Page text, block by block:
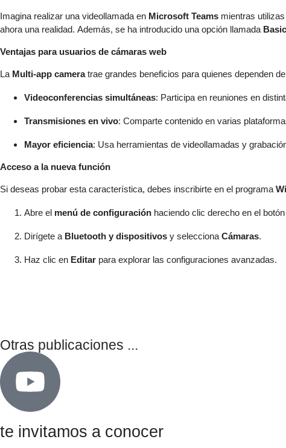
Imagina realizar una videollamada en Microsoft Teams mientras utilizas
ahora una realidad. Además, se ha introducido una opción llamada
Ventajas para usuarios de cámaras web
La Multi-app cameratrae grandes beneficios para quienes dependen
Videoconferencias simultáneas: Participa en reuniones en
Transmisiones en vivo: Comparte contenido en varias
Mayor eficiencia: Usa herramientas de videollamadas y
Acceso a la nueva función
Si deseas probar esta característica, debes inscribirte en el programa
Abre el menú de configuración haciendo clic derecho en el
Dirígete a Bluetooth y dispositivos y selecciona Cámaras.
Haz clic en Editar para explorar las configuraciones avanzadas.
Otras publicaciones ...
te invitamos a conocer